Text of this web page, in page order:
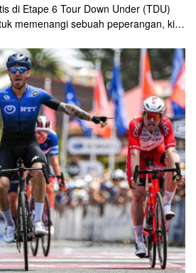
di Etape 6 Tour Down Under (TDU)
memenangi sebuah peperangan, kita
itu rela finis kedua di garis finis.